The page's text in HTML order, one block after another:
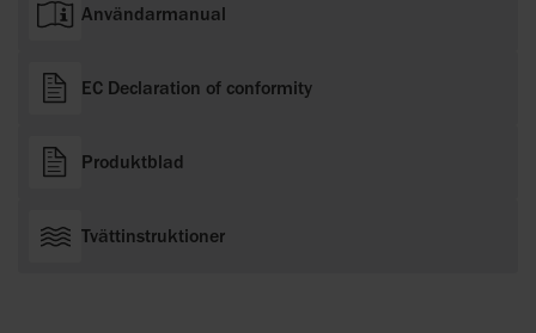
Användarmanual
EC Declaration of conformity
Produktblad
Tvättinstruktioner